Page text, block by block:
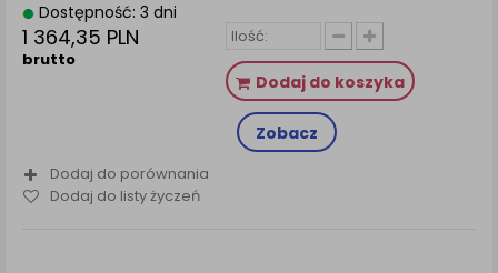
Dostępność: 3 dni
1 364,35 PLN
brutto
Dodaj do koszyka
Zobacz
Dodaj do porównania
Dodaj do listy życzeń